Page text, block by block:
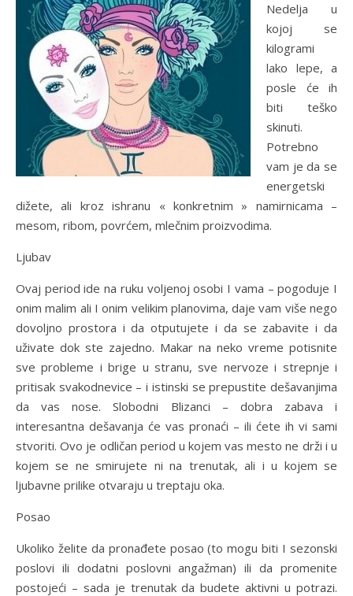
Nedelja u
kojoj se
kilogrami
lako lepe, a
posle će ih
biti teško
skinuti.
Potrebno
vam je da se
energetski
dižete, ali kroz ishranu « konkretnim » namirnicama –
mesom, ribom, povrćem, mlečnim proizvodima.
Ljubav
Ovaj period ide na ruku voljenoj osobi I vama – pogoduje I
onim malim ali I onim velikim planovima, daje vam više nego
dovoljno prostora i da otputujete i da se zabavite i da
uživate dok ste zajedno. Makar na neko vreme potisnite
sve probleme i brige u stranu, sve nervoze i strepnje i
pritisak svakodnevice – i istinski se prepustite dešavanjima
da vas nose. Slobodni Blizanci – dobra zabava i
interesantna dešavanja će vas pronaći – ili ćete ih vi sami
stvoriti. Ovo je odličan period u kojem vas mesto ne drži i u
kojem se ne smirujete ni na trenutak, ali i u kojem se
ljubavne prilike otvaraju u treptaju oka.
Posao
Ukoliko želite da pronađete posao (to mogu biti I sezonski
poslovi ili dodatni poslovni angažman) ili da promenite
postojeći – sada je trenutak da budete aktivni u potrazi.